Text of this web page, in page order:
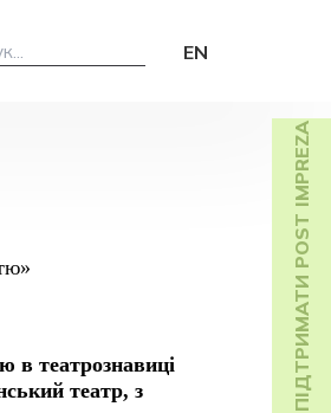
EN
ПІДТРИМАТИ POST IMPREZA
в театрознавиці
театр, з